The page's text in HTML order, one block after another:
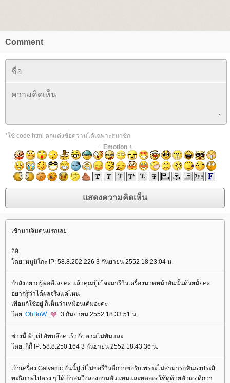
Comment
*ใช้ code html ตกแต่งข้อความได้เฉพาะสมาชิก
+ Emotion+
เข้ามาเจิมคนแรกเล
อิอิ
ดย: หนูมิโกะ IP: 58.8.202.226 3 กันยายน 2552 18:23:04 น.
กำลังอยากรู้พอดีเลยค่ะ แล้วคุณปู้เป้จะมารีวีวเครื่องนวดหน้าอันนั้นด้วยมั้ยคะ
อยากรู้ว่าได้ผลจริงแค่ไหน
เพื่อนก้ใช้อยู่ ก็เห็นว่าเหมือนเดิมอ่ะคะ
ดย: OhBoW 3 กันยายน 2552 18:33:51 น.
ช่วงนี้ พี่ปูเป้ อัพบล๊อค เร้วจัง ตามไม่ทันและ
ดย: กีกี้ IP: 58.8.250.164 3 กันยายน 2552 18:43:36 น.
เจ้าเครื่อง Galvanic อันนี้ปูเป้ไม่ขอรีวิวดีกว่าขอรับเพราะไม่สามารถฟันธงประสิ
ทะธิภาพไปตรง ๆ ได้ ถ้าสนใจลองถามตัวแทนและทดลองใช้ดูด้วยตัวเองดีกว่า